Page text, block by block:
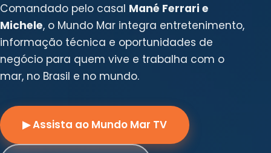
Comandado pelo casal Mané Ferrari e
Michele, o Mundo Mar integra entretenimento,
informação técnica e oportunidades de
negócio para quem vive e trabalha com o
mar, no Brasil e no mundo.
▶ Assista ao Mundo Mar TV